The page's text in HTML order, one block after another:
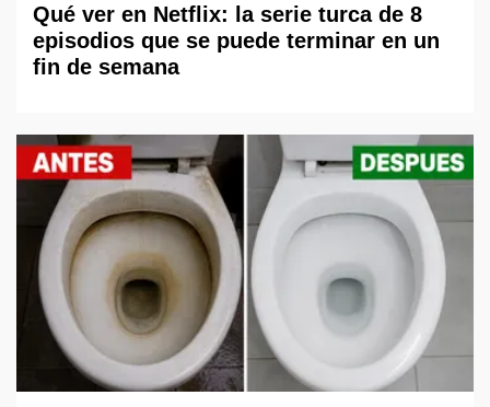
Qué ver en Netflix: la serie turca de 8
episodios que se puede terminar en un
fin de semana